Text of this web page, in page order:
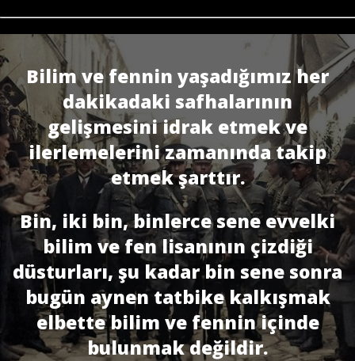
Bilim ve fennin yaşadığımız her
dakikadaki safhalarının
gelişmesini idrak etmek ve
ilerlemelerini zamanında takip
etmek şarttır.
Bin, iki bin, binlerce sene evvelki
bilim ve fen lisanının çizdiği
düsturları, şu kadar bin sene sonra
bugün aynen tatbike kalkışmak
elbette bilim ve fennin içinde
bulunmak değildir.